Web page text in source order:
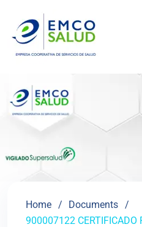
Home
Documents
900007122 CERTIFICADO